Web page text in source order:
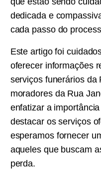
dedicada e
cada passo do
Este artigo foi
oferecer informações
serviços funerários da
moradores da Rua
enfatizar a
destacar os serviços
esperamos fornecer
aqueles que buscam
perda.